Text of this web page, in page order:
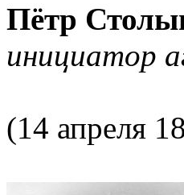
Пётр
инициатор
(14 апреля